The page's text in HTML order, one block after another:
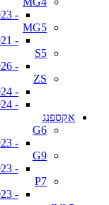
- 2023+
MG5
- 2021+
S5
- 2026+
ZS
- 2017-2024
- 2024+ (הייבריד+)
אקספנג
G6
- 2023+
G9
- 2023+
P7
- 2023+